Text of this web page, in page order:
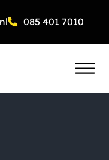
085 401 7010